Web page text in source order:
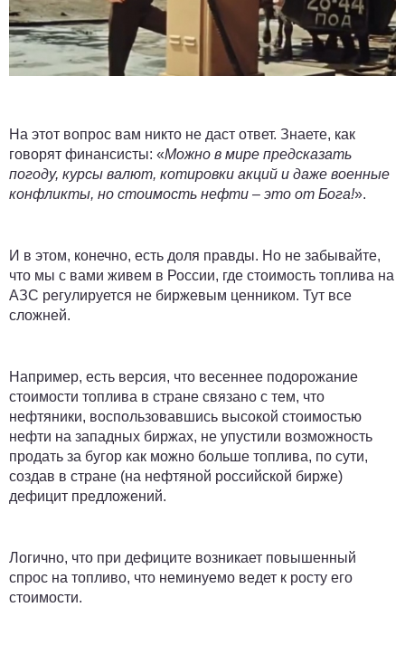
На этот вопрос вам никто не даст ответ. Знаете, как
говорят финансисты: «Можно в мире предсказать
погоду, курсы валют, котировки акций и даже военные
конфликты, но стоимость нефти – это от Бога!».
И в этом, конечно, есть доля правды. Но не забывайте,
что мы с вами живем в России, где стоимость топлива на
АЗС регулируется не биржевым ценником. Тут все
сложней.
Например, есть версия, что весеннее подорожание
стоимости топлива в стране связано с тем, что
нефтяники, воспользовавшись высокой стоимостью
нефти на западных биржах, не упустили возможность
продать за бугор как можно больше топлива, по сути,
создав в стране (на нефтяной российской бирже)
дефицит предложений.
Логично, что при дефиците возникает повышенный
спрос на топливо, что неминуемо ведет к росту его
стоимости.